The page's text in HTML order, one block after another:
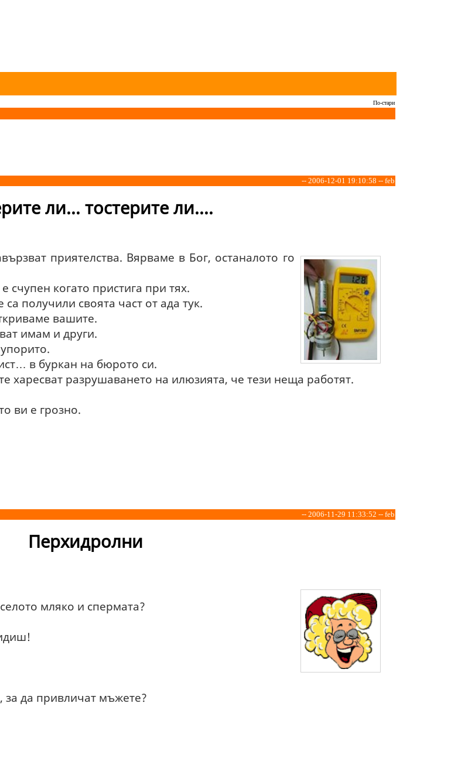
По-стари
-- 2006-12-01 19:10:58 -- feb
ли... тостерите ли....
приятелства. Вярваме в Бог, останалото го
счупен когато пристига при тях.
получили своята част от ада тук.
вашите.
имам и други.
в буркан на бюрото си.
харесват разрушаването на илюзията, че тези неща работят.
ви е грозно.
-- 2006-11-29 11:33:52 -- feb
Перхидролни
мляко и спермата?
за да привличат мъжете?